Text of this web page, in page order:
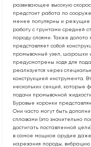
развивающее высокую
предстоит работа по
менее популярны и режущие
работу с грунтами средней
породу слоями. Также
представляет собой
промывочный узел, шарошки
предусмотрены ходя для
реализуется через
конструкцией инструмента.
нескольких секций, которые
подачи промывочной
Буровые коронки
Они часто могут быть
сплавами (это значительно
достигать поставленной
в самое мощное орудие
нарезания породы, вибрацию